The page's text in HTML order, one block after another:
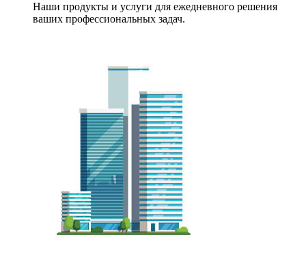
Наши продукты и услуги для ежедневного решения
ваших профессиональных задач.